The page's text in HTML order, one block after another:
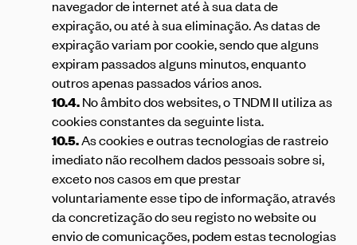
navegador de internet até à sua data de
expiração, ou até à sua eliminação. As datas de
expiração variam por cookie, sendo que alguns
expiram passados alguns minutos, enquanto
outros apenas passados vários anos.
10.4.No âmbito dos websites, o TNDM II utiliza as
cookies constantes da seguintelista.
10.5.As cookies e outras tecnologias de rastreio
imediato não recolhem dados pessoais sobre si,
exceto nos casos em que prestar
voluntariamente esse tipo de informação, através
da concretização do seu registo no website ou
envio de comunicações, podem estas tecnologias